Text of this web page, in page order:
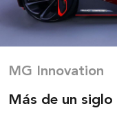
MG Innovation
Más de un siglo